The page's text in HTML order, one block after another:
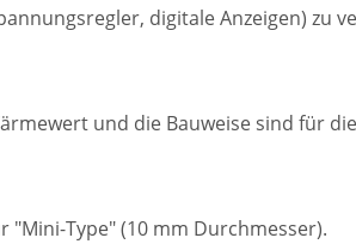
digitale Anzeigen) zu
und die Bauweise sind für
"Mini-Type" (10 mm Durchmesser).